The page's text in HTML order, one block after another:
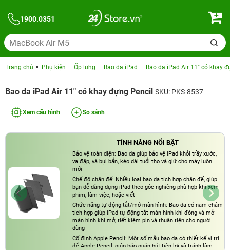
1900.0351
Trang chủ Phụ kiện Ốp lưng Bao da iPad Bao da iPad Air 11" có khay
Bao da iPad Air 11" có khay đựng Pencil SKU: PKS-8537
Xem cấu hình So sánh
TÍNH NĂNG NỔI BẬT
Bảo vệ toàn diện: Bao da giúp bảo vệ iPad khỏi trầy xước,
va đập, và bụi bẩn, kéo dài tuổi thọ và giữ cho máy luôn
mới
Chế độ chân đế: Nhiều loại bao da tích hợp chân đế, giúp
bạn dễ dàng dựng iPad theo góc nghiêng phù hợp khi xem
phim, làm việc, hoặc viết
Chức năng tự động tắt/mở màn hình: Bao da có nam châm
tích hợp giúp iPad tự động tắt màn hình khi đóng và mở
màn hình khi mở, tiết kiệm pin và thuận tiện cho người
dùng
Cố định Apple Pencil: Một số mẫu bao da có thiết kế vị trí
để Apple Pencil, giúp bảo quản bút tiện lợi và tránh làm